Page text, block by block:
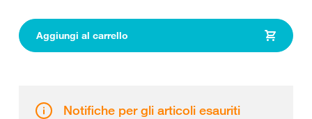
Aggiungi al carrello
Notifiche per gli articoli esauriti